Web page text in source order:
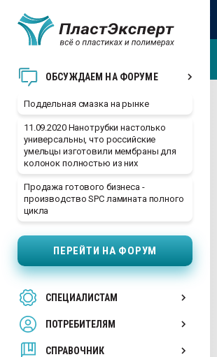
ОБСУЖДАЕМ НА ФОРУМЕ
Поддельная смазка на рынке
11.09.2020 Нанотрубки настолько
универсальны, что российские
умельцы изготовили мембраны для
колонок полностью из них
Продажа готового бизнеса -
производство SPC ламината полного
цикла
ПЕРЕЙТИ НА ФОРУМ
СПЕЦИАЛИСТАМ
ПОТРЕБИТЕЛЯМ
СПРАВОЧНИК